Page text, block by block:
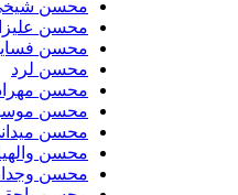
محسن شیخی
محسن علیزاده
محسن فسایی
محسن لرد
محسن مهراد
محسن موسوی
محسن میدانی
محسن والهیان
محسن وجدانی